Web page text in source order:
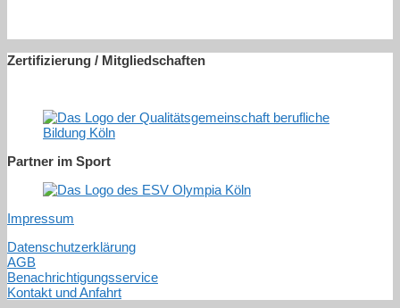
Zertifizierung / Mitgliedschaften
Partner im Sport
Impressum
Datenschutzerklärung
AGB
Benachrichtigungsservice
Kontakt und Anfahrt